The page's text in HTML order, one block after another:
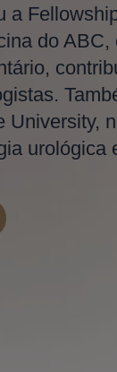
a
do ABC,
University,
urológica